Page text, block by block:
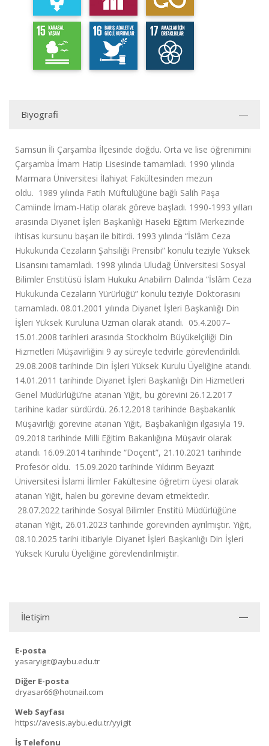
Biyografi
Samsun İli Çarşamba İlçesinde doğdu. Orta ve lise öğrenimini
Çarşamba İmam Hatip Lisesinde tamamladı. 1990 yılında
Marmara Üniversitesi İlahiyat Fakültesinden mezun
oldu. 1989 yılında Fatih Müftülüğüne bağlı Salih Paşa
Camiinde İmam-Hatip olarak göreve başladı. 1990-1993 yılları
arasında Diyanet İşleri Başkanlığı Haseki Eğitim Merkezinde
ihtisas kursunu başarı ile bitirdi. 1993 yılında “İslâm Ceza
Hukukunda Cezaların Şahsiliği Prensibi” konulu teziyle Yüksek
Lisansını tamamladı. 1998 yılında Uludağ Üniversitesi Sosyal
Bilimler Enstitüsü İslam Hukuku Anabilim Dalında “İslâm Ceza
Hukukunda Cezaların Yürürlüğü” konulu teziyle Doktorasını
tamamladı. 08.01.2001 yılında Diyanet İşleri Başkanlığı Din
İşleri Yüksek Kuruluna Uzman olarak atandı. 05.4.2007–
15.01.2008 tarihleri arasında Stockholm Büyükelçiliği Din
Hizmetleri Müşavirliğini 9 ay süreyle tedvirle görevlendirildi.
29.08.2008 tarihinde Din İşleri Yüksek Kurulu Üyeliğine atandı.
14.01.2011 tarihinde Diyanet İşleri Başkanlığı Din Hizmetleri
Genel Müdürlüğü’ne atanan Yiğit, bu görevini 26.12.2017
tarihine kadar sürdürdü. 26.12.2018 tarihinde Başbakanlık
Müşavirliği görevine atanan Yiğit, Başbakanlığın ilgasıyla 19.
09.2018 tarihinde Milli Eğitim Bakanlığına Müşavir olarak
atandı. 16.09.2014 tarihinde “Doçent”, 21.10.2021 tarihinde
Profesör oldu. 15.09.2020 tarihinde Yıldırım Beyazıt
Üniversitesi İslami İlimler Fakültesine öğretim üyesi olarak
atanan Yiğit, halen bu görevine devam etmektedir.
28.07.2022 tarihinde Sosyal Bilimler Enstitü Müdürlüğüne
atanan Yiğit, 26.01.2023 tarihinde görevinden ayrılmıştır. Yiğit,
08.10.2025 tarihi itibariyle Diyanet İşleri Başkanlığı Din İşleri
Yüksek Kurulu Üyeliğine görevlendirilmiştir.
İletişim
E-posta
yasaryigit@aybu.edu.tr
Diğer E-posta
dryasar66@hotmail.com
Web Sayfası
https://avesis.aybu.edu.tr/yyigit
İş Telefonu